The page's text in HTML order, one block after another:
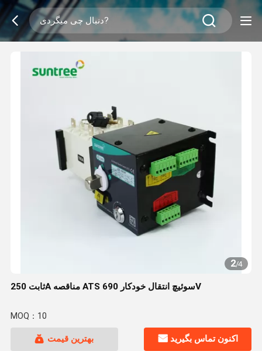
2/4
ثابت 250A مناقصه ATS سوئیچ انتقال خودکار 690V
MOQ：10
بهترین قیمت اکنون تماس بگیرید